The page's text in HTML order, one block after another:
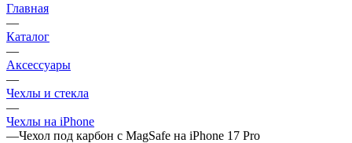
Главная
—
Каталог
—
Аксессуары
—
Чехлы и стекла
—
Чехлы на iPhone
—Чехол под карбон с MagSafe на iPhone 17 Pro